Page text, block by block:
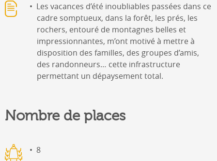
Les vacances d’été inoubliables passées dans ce
cadre somptueux, dans la forêt, les prés, les
rochers, entouré de montagnes belles et
impressionnantes, m’ont motivé à mettre à
disposition des familles, des groupes d’amis,
des randonneurs… cette infrastructure
permettant un dépaysement total.
Nombre de places
8